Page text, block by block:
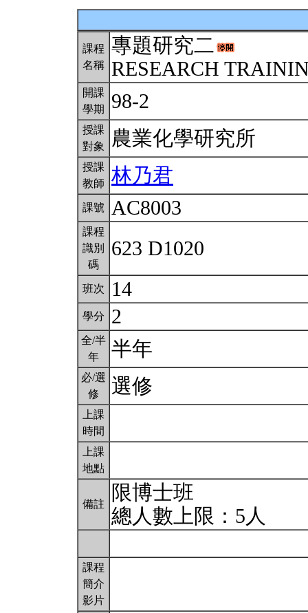
課程
名稱
專題研究二
RESEARCH
開課
學期
98-2
授課
對象
農業化學研究所
授課
教師
林乃君
課號 AC8003
課程
識別
碼
623 D1020
班次 14
學分 2
全/半
年
半年
必/選
修
選修
上課
時間
上課
地點
備註
限博士班
總人數上限：5人
課程
簡介
影片